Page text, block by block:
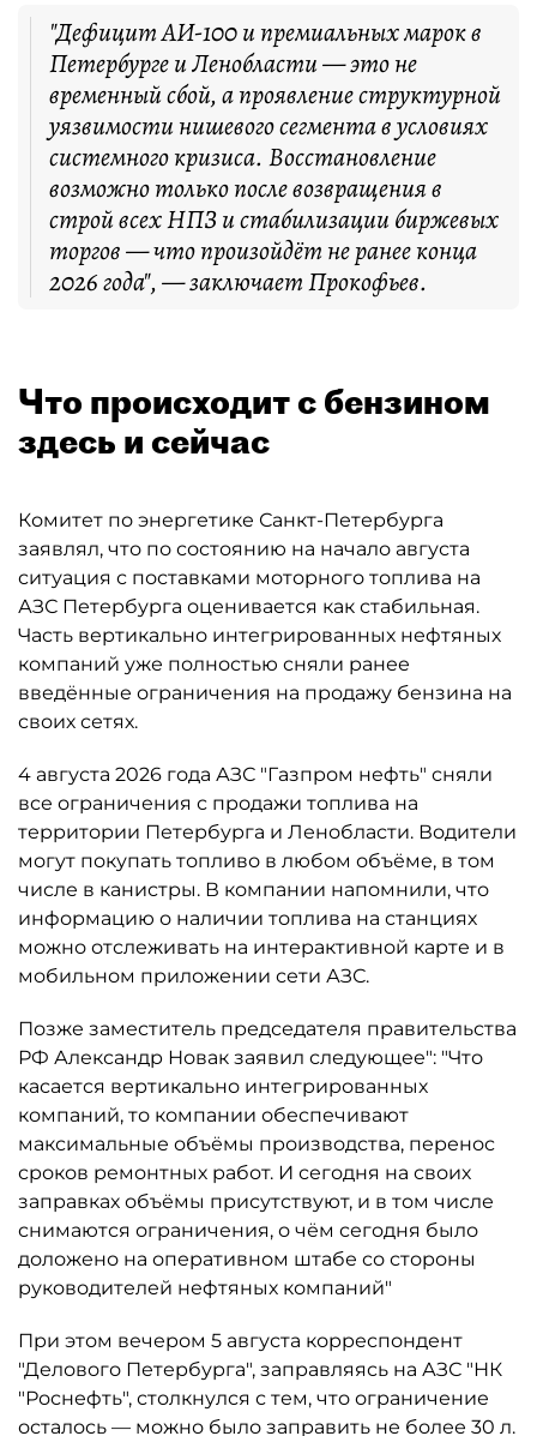
"Дефицит АИ-100 и премиальных марок в
Петербурге и Ленобласти — это не
временный сбой, а проявление структурной
уязвимости нишевого сегмента в условиях
системного кризиса. Восстановление
возможно только после возвращения в
строй всех НПЗ и стабилизации биржевых
торгов — что произойдёт не ранее конца
2026 года", — заключает Прокофьев.
Что происходит с бензином
здесь и сейчас
Комитет по энергетике Санкт-Петербурга
заявлял, что по состоянию на начало августа
ситуация с поставками моторного топлива на
АЗС Петербурга оценивается как стабильная.
Часть вертикально интегрированных нефтяных
компаний уже полностью сняли ранее
введённые ограничения на продажу бензина на
своих сетях.
4 августа 2026 года АЗС "Газпром нефть" сняли
все ограничения с продажи топлива на
территории Петербурга и Ленобласти. Водители
могут покупать топливо в любом объёме, в том
числе в канистры. В компании напомнили, что
информацию о наличии топлива на станциях
можно отслеживать на интерактивной карте и в
мобильном приложении сети АЗС.
Позже заместитель председателя правительства
РФ Александр Новак заявил следующее": "Что
касается вертикально интегрированных
компаний, то компании обеспечивают
максимальные объёмы производства, перенос
сроков ремонтных работ. И сегодня на своих
заправках объёмы присутствуют, и в том числе
снимаются ограничения, о чём сегодня было
доложено на оперативном штабе со стороны
руководителей нефтяных компаний"
При этом вечером 5 августа корреспондент
"Делового Петербурга", заправляясь на АЗС "НК
"Роснефть", столкнулся с тем, что ограничение
осталось ­— можно было заправить не более 30 л.